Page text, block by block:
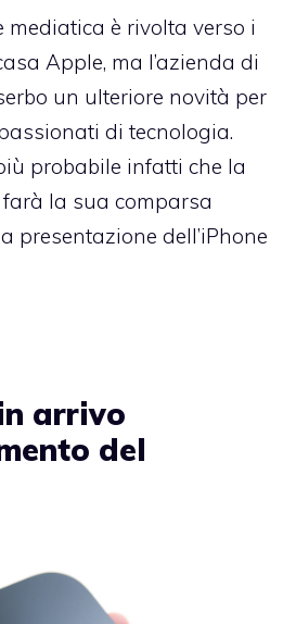
mediatica è rivolta verso i
Apple, ma l’azienda di
un ulteriore novità per
di tecnologia.
probabile infatti che la
farà la sua comparsa
presentazione dell’iPhone
arrivo
del